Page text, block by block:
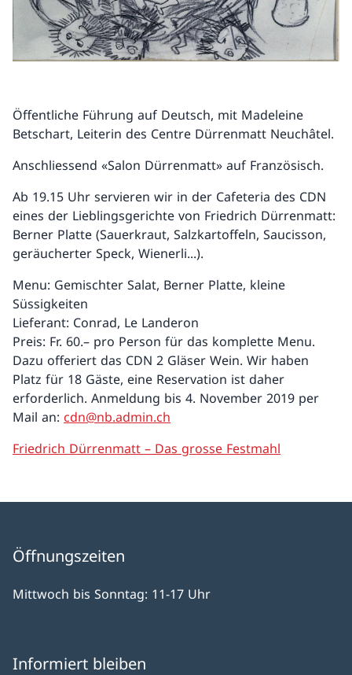
Öffentliche Führung auf Deutsch, mit Madeleine
Betschart, Leiterin des Centre Dürrenmatt Neuchâtel.
Anschliessend «Salon Dürrenmatt» auf Französisch.
Ab 19.15 Uhr servieren wir in der Cafeteria des CDN
eines der Lieblingsgerichte von Friedrich Dürrenmatt:
Berner Platte (Sauerkraut, Salzkartoffeln, Saucisson,
geräucherter Speck, Wienerli...).
Menu: Gemischter Salat, Berner Platte, kleine
Süssigkeiten
Lieferant: Conrad, Le Landeron
Preis: Fr. 60.– pro Person für das komplette Menu.
Dazu offeriert das CDN 2 Gläser Wein. Wir haben
Platz für 18 Gäste, eine Reservation ist daher
erforderlich. Anmeldung bis 4. November 2019 per
Mail an: cdn@nb.admin.ch
Friedrich Dürrenmatt – Das grosse Festmahl
Öffnungszeiten
Mittwoch bis Sonntag: 11-17 Uhr
Informiert bleiben